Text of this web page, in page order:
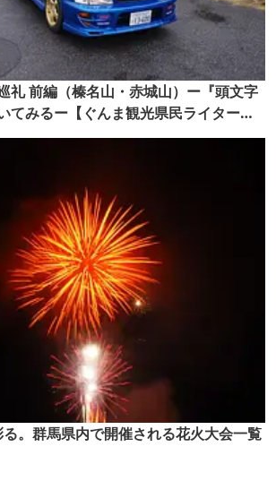
礼 前編（榛名山・赤城山）ー『頭文字
てみるー【ぐんま観光県民ライター
。群馬県内で開催される花火大会一覧